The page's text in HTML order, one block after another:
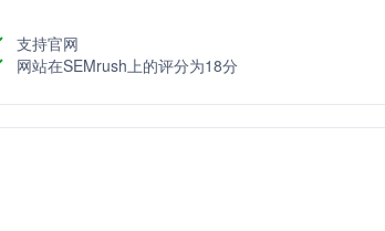
支持官网
网站在SEMrush上的评分为18分